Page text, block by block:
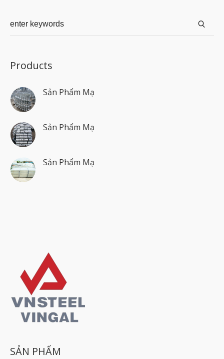
Products
Sản Phẩm Mạ
Sản Phẩm Mạ
Sản Phẩm Mạ
SẢN PHẨM